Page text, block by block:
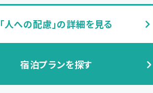
「人への配慮」の詳細を見る
宿泊プランを探す